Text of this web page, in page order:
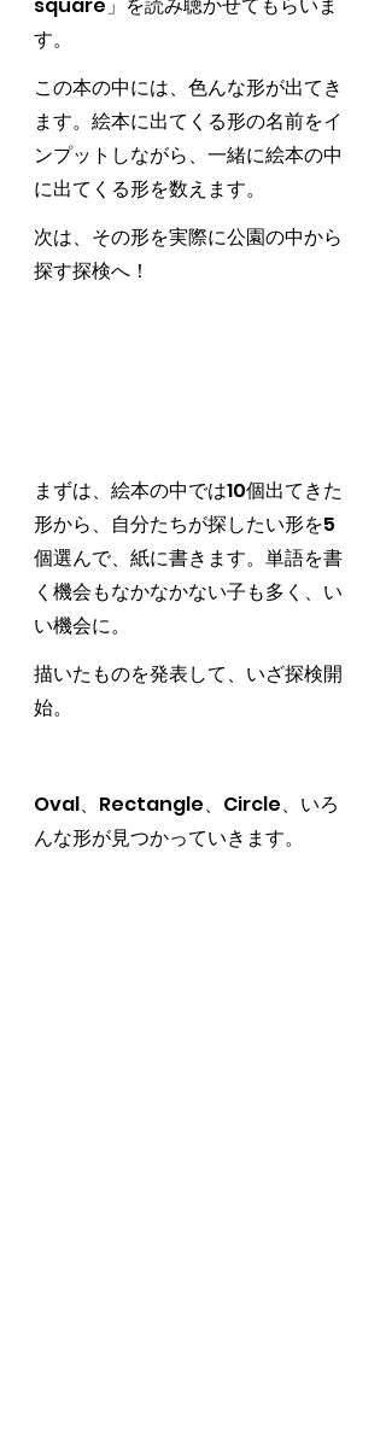
す。
この本の中には、色んな形が出てき
ます。絵本に出てくる形の名前をイ
ンプットしながら、一緒に絵本の中
に出てくる形を数えます。
次は、その形を実際に公園の中から
探す探検へ！
まずは、絵本の中では10個出てきた
形から、自分たちが探したい形を5
個選んで、紙に書きます。単語を書
く機会もなかなかない子も多く、い
い機会に。
描いたものを発表して、いざ探検開
始。
Oval、Rectangle、Circle、いろ
んな形が見つかっていきます。